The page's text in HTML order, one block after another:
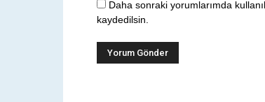
Daha sonraki yorumlarımda
kaydedilsin.